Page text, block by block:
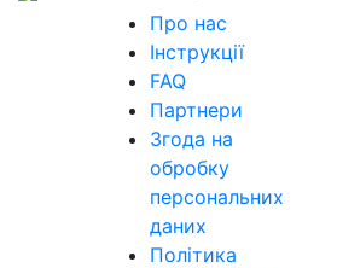
Про нас
Інструкції
FAQ
Партнери
Згода на
обробку
персональних
даних
Політика